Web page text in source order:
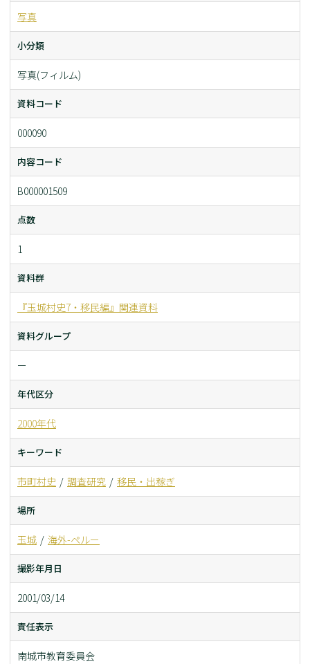
写真
小分類
写真(フィルム)
資料コード
000090
内容コード
B000001509
点数
1
資料群
『玉城村史7・移民編』関連資料
資料グループ
ー
年代区分
2000年代
キーワード
市町村史 調査研究 移民・出稼ぎ
場所
玉城 海外-ペルー
撮影年月日
2001/03/14
責任表示
南城市教育委員会